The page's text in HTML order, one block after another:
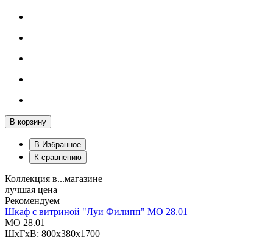
В корзину
В Избранное
К сравнению
Коллекция в...магазине
лучшая цена
Рекомендуем
Шкаф с витриной "Луи Филипп" МО 28.01
МО 28.01
ШхГхВ: 800х380х1700